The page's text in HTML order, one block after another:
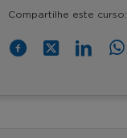
Compartilhe este curso: